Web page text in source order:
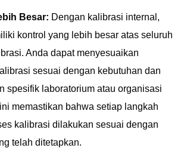
Besar: Dengan kalibrasi internal,
kontrol yang lebih besar atas seluruh
Anda dapat menyesuaikan
sesuai dengan kebutuhan dan
spesifik laboratorium atau organisasi
memastikan bahwa setiap langkah
kalibrasi dilakukan sesuai dengan
telah ditetapkan.